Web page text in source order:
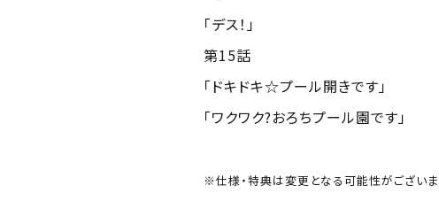
「デス！」
第15話
「ドキドキ☆プール開きです」
「ワクワク?おろちプール園です」
※仕様・特典は変更となる可能性がございま